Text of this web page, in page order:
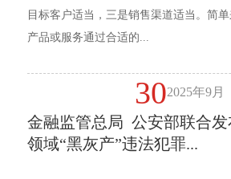
目标客户适当，三是销售渠道适当。简
产品或服务通过合适的...
302025年9月
金融监管总局 公安部联合
领域“黑灰产”违法犯罪...